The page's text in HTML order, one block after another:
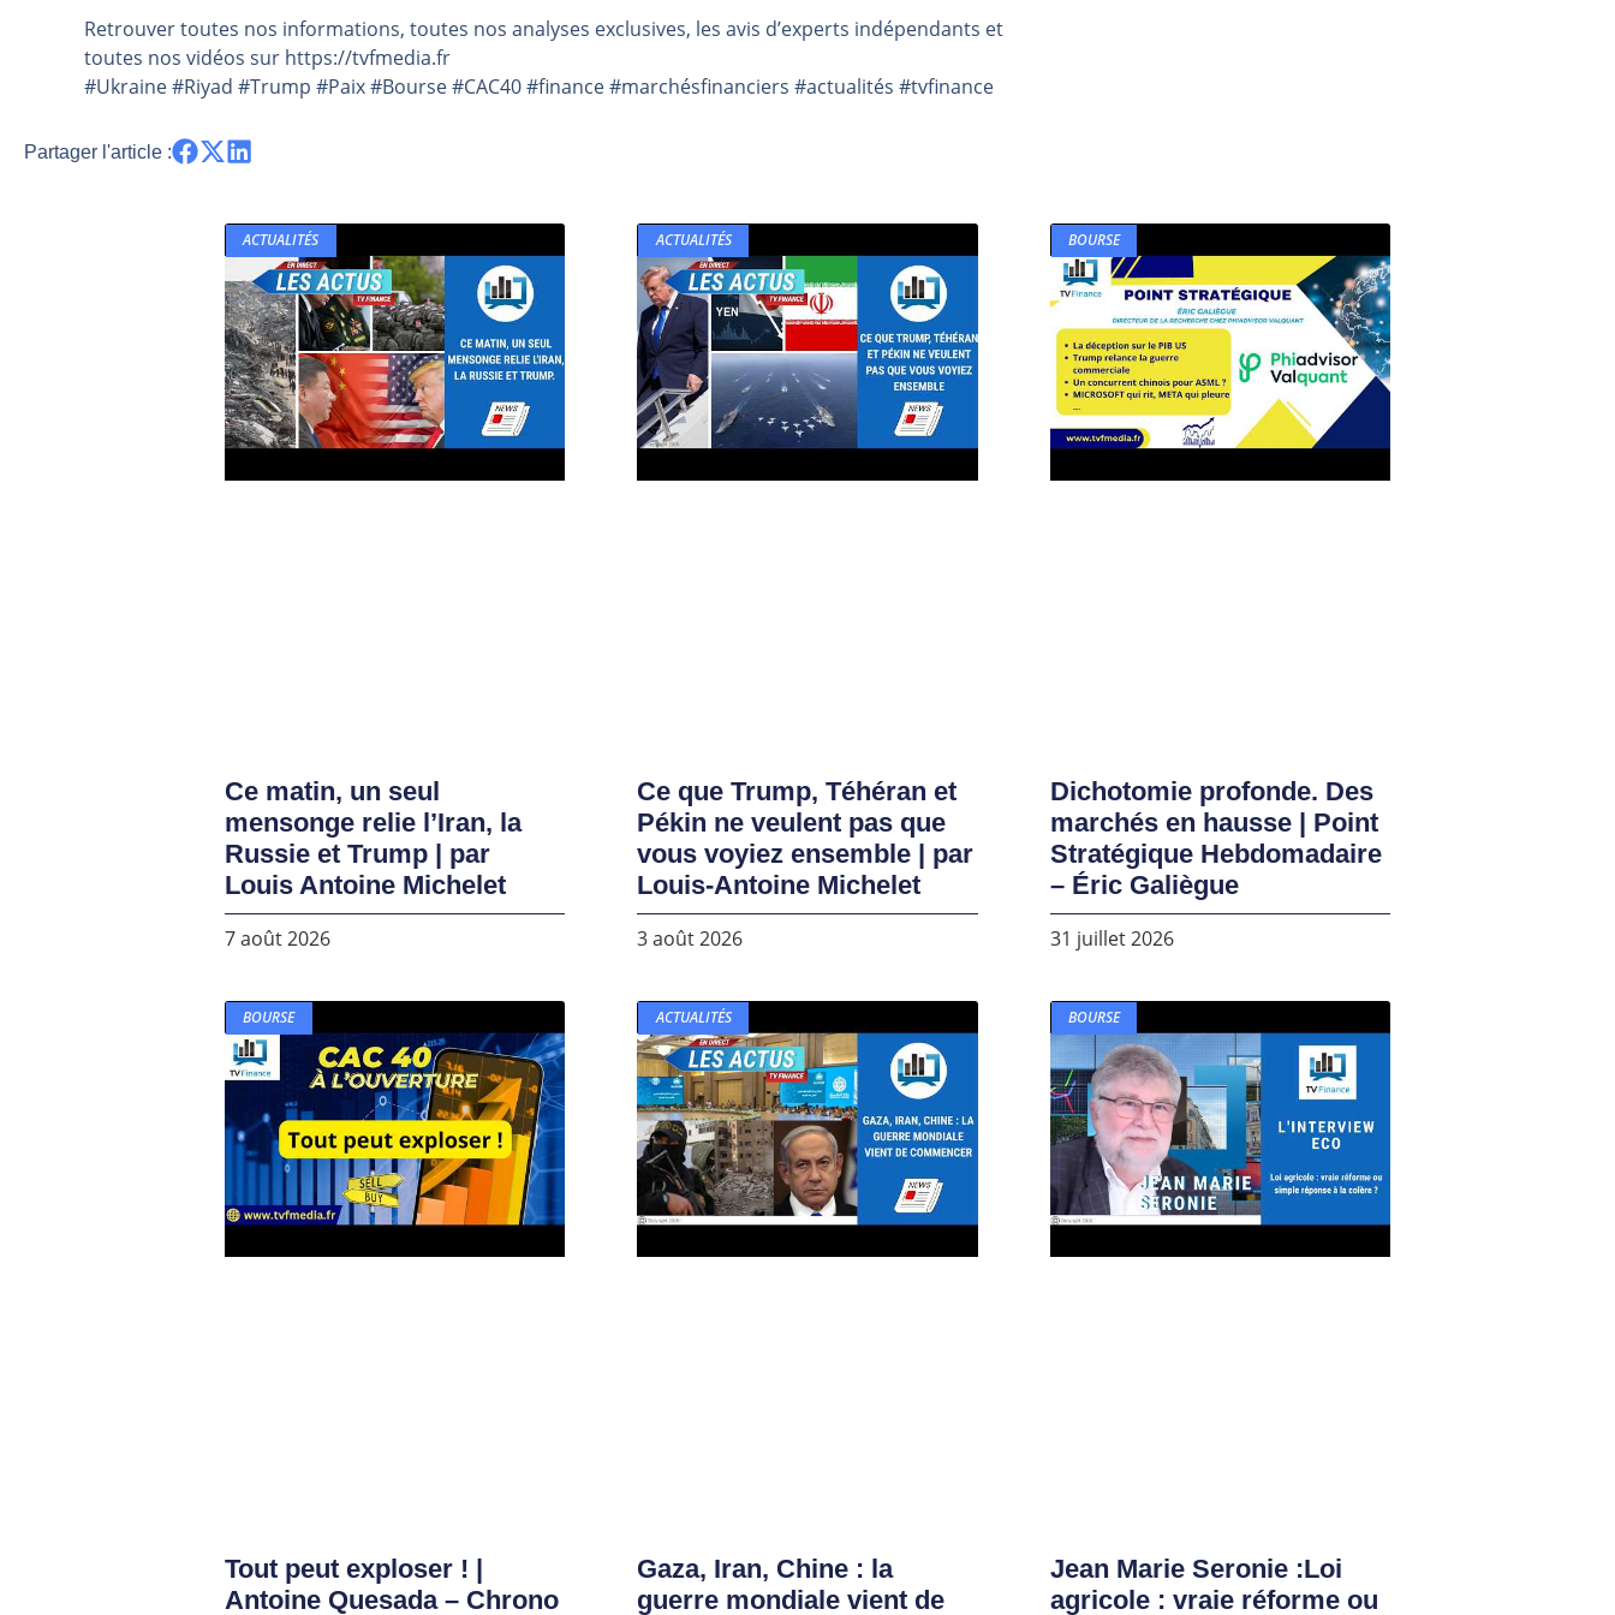
Pourquoi 6 guerres explosent en même temps cette semaine | par Louis-Antoine Michelet
Les investisseurs y croient toujours | Point Stratégique Hebdomadaire – Éric Galiègue
Une inertie haussière qui ralentit | Antoine Quesada – Chrono CAC
Retrouver toutes nos informations, toutes nos analyses exclusives, les avis d’experts indépendants et
toutes nos vidéos sur https://tvfmedia.fr
#Ukraine #Riyad #Trump #Paix #Bourse #CAC40 #finance #marchésfinanciers #actualités #tvfinance
Partager l'article :
ACTUALITÉS
Ce matin, un seul
mensonge relie l’Iran, la
Russie et Trump | par
Louis Antoine Michelet
7 août 2026
ACTUALITÉS
Ce que Trump, Téhéran et
Pékin ne veulent pas que
vous voyiez ensemble | par
Louis-Antoine Michelet
3 août 2026
BOURSE
Dichotomie profonde. Des
marchés en hausse | Point
Stratégique Hebdomadaire
– Éric Galiègue
31 juillet 2026
BOURSE
Tout peut exploser ! |
Antoine Quesada – Chrono
ACTUALITÉS
Gaza, Iran, Chine : la
guerre mondiale vient de
BOURSE
Jean Marie Seronie :Loi
agricole : vraie réforme ou